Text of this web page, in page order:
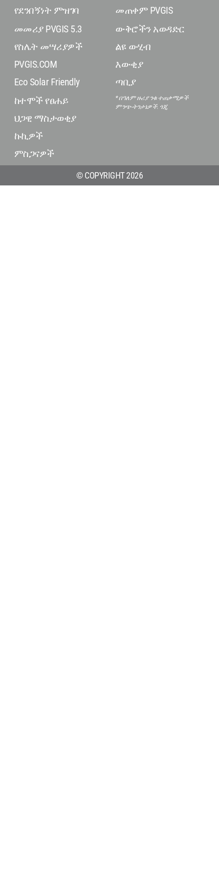
የደንበኝነት ምዝገባ
መመሪያ PVGIS 5.3
የስሌት መሣሪያዎች
PVGIS.COM
Eco Solar Friendly
ከተሞች የፀሐይ
ህጋዊ ማስታወቂያ
ኩኪዎች
ምስጋናዎች
መጠቀም PVGIS
ውቅሮችን አወዳድር
ልዩ ውሂብ
እውቂያ
ጣቢያ
* በዓለም ዙሪያ ንቁ ተጠቃሚዎች
ምንጭ-ትንታኔዎች. ጎጂ.
© COPYRIGHT 2026